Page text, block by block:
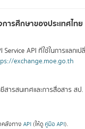
ารศึกษาของประเทศไทย
Service API ที่ใช้ในการแลก
exchange.moe.go.th
สารสนเทศและการสื่อสาร สป
ลังทาง API (ให้ดู คู่มือ API).